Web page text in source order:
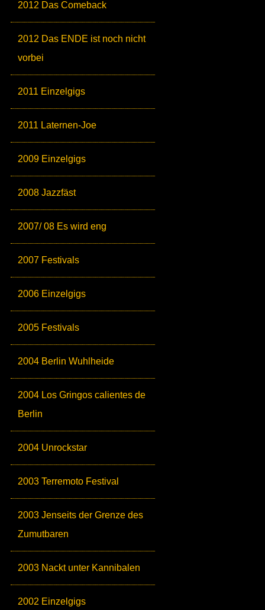
2012 Das Comeback
2012 Das ENDE ist noch nicht
vorbei
2011 Einzelgigs
2011 Laternen-Joe
2009 Einzelgigs
2008 Jazzfäst
2007/ 08 Es wird eng
2007 Festivals
2006 Einzelgigs
2005 Festivals
2004 Berlin Wuhlheide
2004 Los Gringos calientes de
Berlin
2004 Unrockstar
2003 Terremoto Festival
2003 Jenseits der Grenze des
Zumutbaren
2003 Nackt unter Kannibalen
2002 Einzelgigs